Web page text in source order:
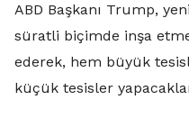
ABD Başkanı Trump,
süratli biçimde inşa
ederek, hem büyük
küçük tesisler